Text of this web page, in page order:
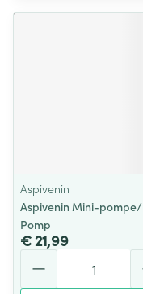
Aspivenin
Aspivenin Mini-pompe/
Pomp
€ 21,99